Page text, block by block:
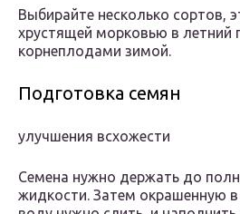
Выбирайте несколько сортов,
хрустящей морковью в летний
корнеплодами зимой.
Подготовка семян
улучшения всхожести
Семена нужно держать до
жидкости. Затем окрашенную